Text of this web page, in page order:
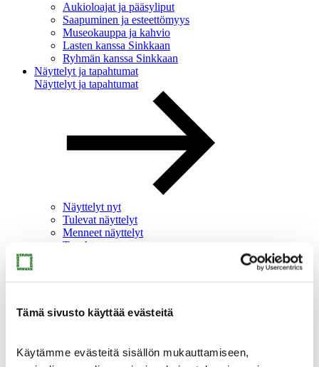
Tämä sivusto käyttää evästeitä
Käytämme evästeitä sisällön mukauttamiseen,
Aukioloajat ja pääsyliput
Saapuminen ja esteettömyys
Museokauppa ja kahvio
Lasten kanssa Sinkkaan
Ryhmän kanssa Sinkkaan
Näyttelyt ja tapahtumat
Näyttelyt ja tapahtumat
Näyttelyt nyt
Tulevat näyttelyt
Menneet näyttelyt
Tapahtumat